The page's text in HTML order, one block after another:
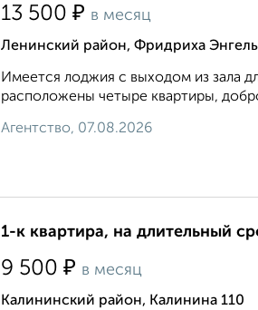
13 500 ₽ в месяц
Ленинский район, Фридриха
Имеется лоджия с выходом из зала
расположены четыре квартиры,
Агентство, 07.08.2026
1-к квартира, на длительный
9 500 ₽ в месяц
Калининский район, Калинина 110